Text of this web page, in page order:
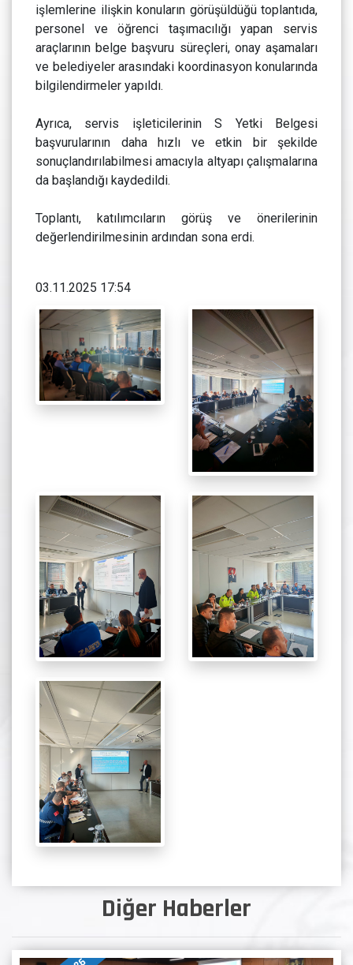
Diğer Haberler
işlemlerine ilişkin konuların görüşüldüğü toplantıda,
personel ve öğrenci taşımacılığı yapan servis
araçlarının belge başvuru süreçleri, onay aşamaları
ve belediyeler arasındaki koordinasyon konularında
bilgilendirmeler yapıldı.
Ayrıca, servis işleticilerinin S Yetki Belgesi
başvurularının daha hızlı ve etkin bir şekilde
sonuçlandırılabilmesi amacıyla altyapı çalışmalarına
da başlandığı kaydedildi.
Toplantı, katılımcıların görüş ve önerilerinin
değerlendirilmesinin ardından sona erdi.
03.11.2025 17:54